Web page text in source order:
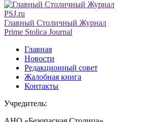
PSJ.ru
Главный Столичный Журнал
Prime Stolica Journal
Главная
Новости
Редакционный совет
Жалобная книга
Контакты
Учредитель: